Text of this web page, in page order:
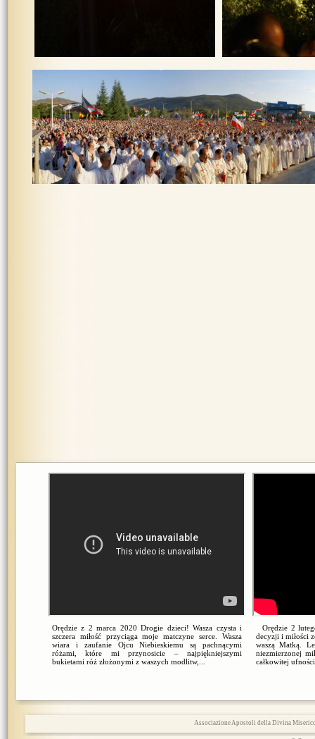
Orędzie z 2 marca 2020 Drogie dzieci! Wasza czysta i
szczera miłość przyciąga moje matczyne serce. Wasza
wiara i zaufanie Ojcu Niebieskiemu są pachnącymi
różami, które mi przynosicie – najpiękniejszymi
bukietami róż złożonymi z waszych modlitw,...
Orędzie 2
decyzji i miłości
waszą Matką.
niezmierzonej
całkowitej
Associazione Apostoli della Divina